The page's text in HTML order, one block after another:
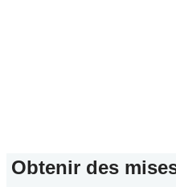
Obtenir des